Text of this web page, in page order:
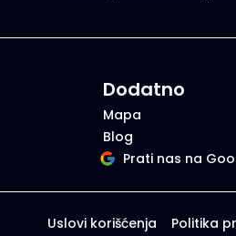
Dodatno
Mapa
Blog
Prati nas na
Uslovi korišćenja Politika